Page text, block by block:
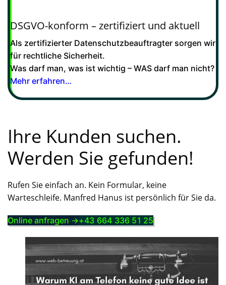
DSGVO-konform – zertifiziert und aktuell
Als zertifizierter Datenschutzbeauftragter sorgen wir
für rechtliche Sicherheit.
Was darf man, was ist wichtig – WAS darf man nicht?
Mehr erfahren…
Ihre Kunden suchen.
Werden Sie gefunden!
Rufen Sie einfach an. Kein Formular, keine
Warteschleife. Manfred Hanus ist persönlich für Sie da.
Online anfragen →+43 664 336 51 25